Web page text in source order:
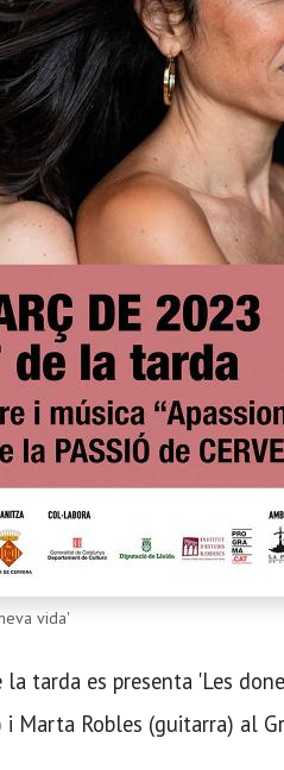
vida'
tarda es presenta 'Les
Marta Robles (guitarra) al